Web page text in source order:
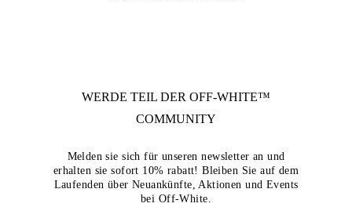
WERDE TEIL DER OFF-WHITE™
COMMUNITY
Melden sie sich für unseren newsletter an und
erhalten sie sofort 10% rabatt! Bleiben Sie auf dem
Laufenden über Neuankünfte, Aktionen und Events
bei Off-White.